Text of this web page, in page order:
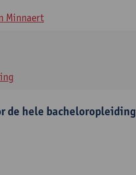
Minnaert
de hele bacheloropleiding